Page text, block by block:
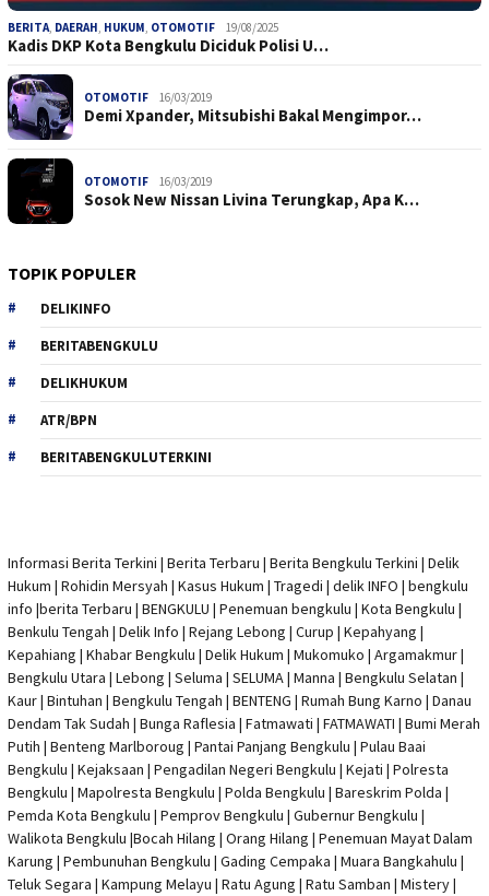
BERITA, DAERAH, HUKUM, OTOMOTIF 19/08/2025
Kadis DKP Kota Bengkulu Diciduk Polisi U…
OTOMOTIF 16/03/2019
Demi Xpander, Mitsubishi Bakal Mengimpor…
OTOMOTIF 16/03/2019
Sosok New Nissan Livina Terungkap, Apa K…
TOPIK POPULER
DELIKINFO
BERITABENGKULU
DELIKHUKUM
ATR/BPN
BERITABENGKULUTERKINI
Informasi Berita Terkini | Berita Terbaru | Berita Bengkulu Terkini | Delik
Hukum | Rohidin Mersyah | Kasus Hukum | Tragedi | delik INFO | bengkulu
info |berita Terbaru | BENGKULU | Penemuan bengkulu | Kota Bengkulu |
Benkulu Tengah | Delik Info | Rejang Lebong | Curup | Kepahyang |
Kepahiang | Khabar Bengkulu | Delik Hukum | Mukomuko | Argamakmur |
Bengkulu Utara | Lebong | Seluma | SELUMA | Manna | Bengkulu Selatan |
Kaur | Bintuhan | Bengkulu Tengah | BENTENG | Rumah Bung Karno | Danau
Dendam Tak Sudah | Bunga Raflesia | Fatmawati | FATMAWATI | Bumi Merah
Putih | Benteng Marlboroug | Pantai Panjang Bengkulu | Pulau Baai
Bengkulu | Kejaksaan | Pengadilan Negeri Bengkulu | Kejati | Polresta
Bengkulu | Mapolresta Bengkulu | Polda Bengkulu | Bareskrim Polda |
Pemda Kota Bengkulu | Pemprov Bengkulu | Gubernur Bengkulu |
Walikota Bengkulu |Bocah Hilang | Orang Hilang | Penemuan Mayat Dalam
Karung | Pembunuhan Bengkulu | Gading Cempaka | Muara Bangkahulu |
Teluk Segara | Kampung Melayu | Ratu Agung | Ratu Samban | Mistery |